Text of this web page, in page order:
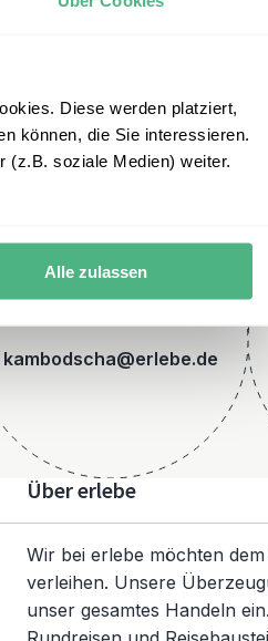
Diese werden platziert,
können, die Sie interessieren.
(z.B. soziale Medien) weiter.
Alle zulassen
E-Mail
kambodscha@erlebe.de
Über erlebe
Wir bei erlebe möchten
verleihen. Unsere
unser gesamtes Handeln